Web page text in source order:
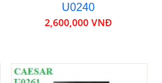
U0240
2,600,000 VNĐ